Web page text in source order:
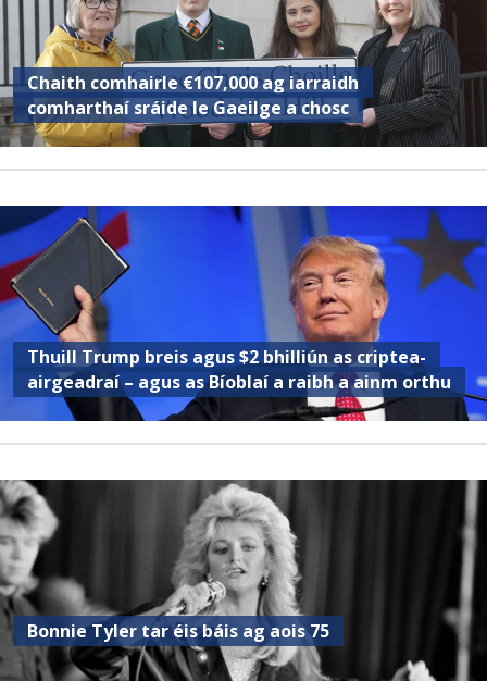
Chaith comhairle €107,000 ag iarraidh
comharthaí sráide le Gaeilge a chosc
Thuill Trump breis agus $2 bhilliún as criptea-
airgeadraí – agus as Bíoblaí a raibh a ainm orthu
Bonnie Tyler tar éis báis ag aois 75